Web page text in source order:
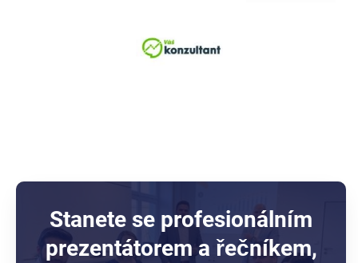
Stanete se profesionálním
prezentátorem a řečníkem,